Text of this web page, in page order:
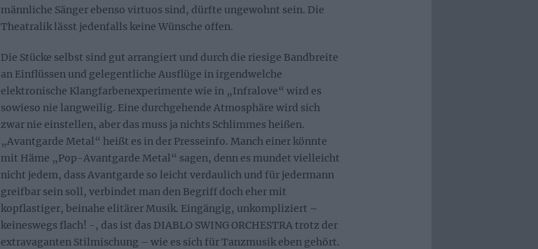
männliche Sänger ebenso virtuos sind, dürfte ungewohnt sein. Die
Theatralik lässt jedenfalls keine Wünsche offen.
Die Stücke selbst sind gut arrangiert und durch die riesige Bandbreite
an Einflüssen und gelegentliche Ausflüge in irgendwelche
elektronische Klangfarbenexperimente wie in „Infralove“ wird es
sowieso nie langweilig. Eine durchgehende Atmosphäre wird sich
zwar nie einstellen, aber das muss ja nichts Schlimmes heißen.
„Avantgarde Metal“ heißt es in der Presseinfo. Manch einer könnte
mit Häme „Pop-Avantgarde Metal“ sagen, denn es mundet vielleicht
nicht jedem, dass Avantgarde so leicht verdaulich und für jedermann
greifbar sein soll, verbindet man den Begriff doch eher mit
kopflastiger, beinahe elitärer Musik. Eingängig, unkompliziert –
keineswegs flach! -, das ist das DIABLO SWING ORCHESTRA trotz der
extravaganten Stilmischung – wie es sich für Tanzmusik eben gehört.